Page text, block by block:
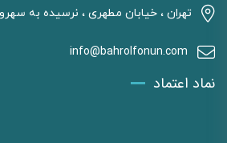
تهران ، خیابان مطهری ، نرسیده به
info@bahrolfonun.com
نماد اعتماد